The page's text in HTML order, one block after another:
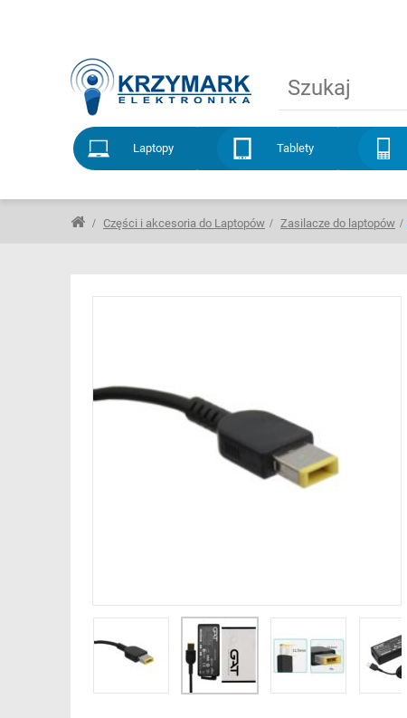
Laptopy Tablety
Części i akcesoria do Laptopów Zasilacze do laptopów